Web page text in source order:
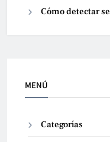
Cómo detectar
MENÚ
Categorías